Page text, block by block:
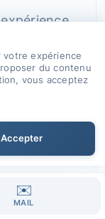
des
présence
✉️
MAIL
votre expérience
du contenu
vous acceptez
Accepter